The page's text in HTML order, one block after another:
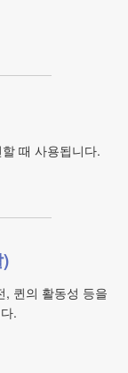
때 사용됩니다.
, 퀸의 활동성 등을
.